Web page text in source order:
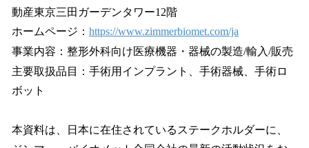
動産東京三田ガーデンタワー12階
ホームページ： https://www.zimmerbiomet.com/ja
事業内容：整形外科向け医療機器・器械の製造/輸入/販売
主要取扱品目：手術用インプラント、手術器械、手術ロ
ボット
本資料は、日本に在住されているステークホルダーに、